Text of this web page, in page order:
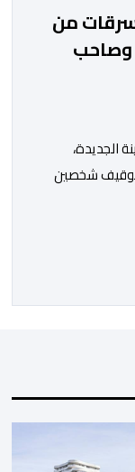
من
وصاحب
الجديدة،
من توقيف شخصين